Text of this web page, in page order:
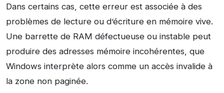
Dans certains cas, cette erreur est associée à des
problèmes de lecture ou d’écriture en mémoire vive.
Une barrette de RAM défectueuse ou instable peut
produire des adresses mémoire incohérentes, que
Windows interprète alors comme un accès invalide à
la zone non paginée.